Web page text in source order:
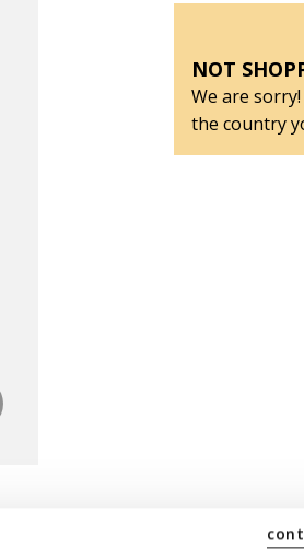
NOT
We are
the country